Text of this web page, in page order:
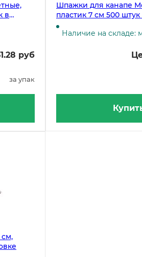
в
руб
за упак
Шпажки для канапе
пластик 7 см 500 штук
цветные
Наличие на складе: